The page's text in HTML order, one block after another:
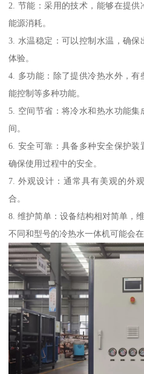
2. 节能：采用的技术，能够在提
能源消耗。
3. 水温稳定：可以控制水温，确
体验。
4. 多功能：除了提供冷热水外，
能控制等多种功能。
5. 空间节省：将冷水和热水功能
间。
6. 安全可靠：具备多种安全保护装
确保使用过程中的安全。
7. 外观设计：通常具有美观的外
合。
8. 维护简单：设备结构相对简单，
不同和型号的冷热水一体机可能会